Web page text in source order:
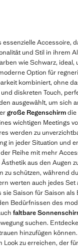
Accessoire,
und Stil in ihrem
wie Schwarz, ideal,
Option für
kombiniert, ohne
diskreten Touch,
ausgewählt, um sich
große Regenschirmdie
wichtigen Meetings
werden zu
in jeder Situation und
Reihe mit mehr
aus den Augen
zu schützen, während
werten auch jedes Set
Saison für Saison
Bedürfnissen des
faltbare
suchen.
hinzufügen
zu erreichen, der